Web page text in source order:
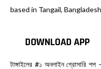
based in Tangail,
DOWNLOAD APP
টাঙ্গাইলের #১ অনলাইন গ্রোসারি শপ